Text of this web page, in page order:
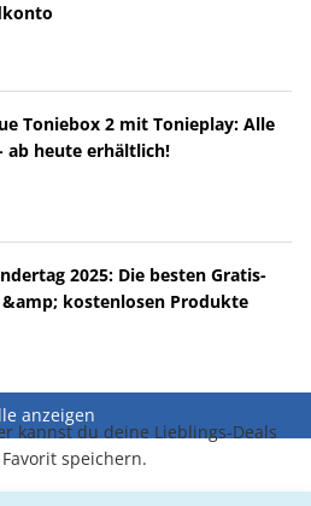
Toniebox 2 mit Tonieplay: Alle
ab heute erhältlich!
2025: Die besten Gratis-
kostenlosen Produkte
anzeigen
kannst du deine Lieblings-Deals
speichern.